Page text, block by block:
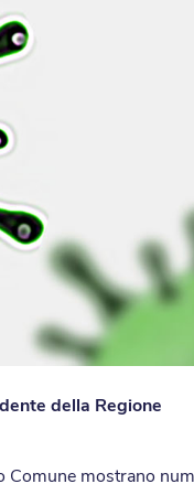
della Regione
Comune mostrano